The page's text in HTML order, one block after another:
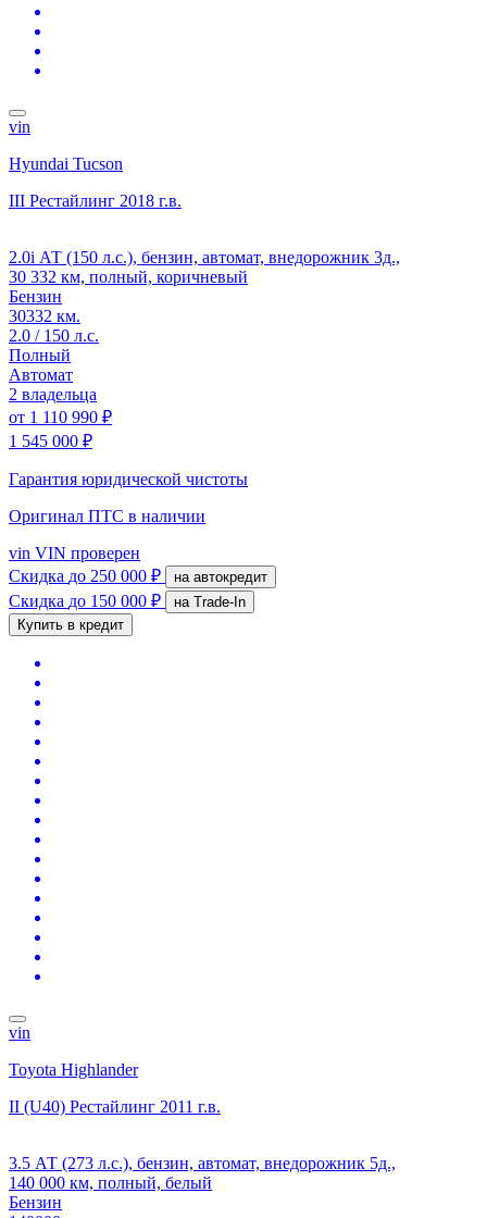
vin
Hyundai Tucson
III Рестайлинг 2018 г.в.
2.0i АТ (150 л.с.), бензин, автомат, внедорожник 3д.,
30 332 км, полный, коричневый
Бензин
30332 км.
2.0 / 150 л.с.
Полный
Автомат
2 владельца
от 1 110 990 ₽
1 545 000 ₽
Гарантия юридической чистоты
Оригинал ПТС в наличии
vin VIN проверен
Скидка до 250 000 ₽ на автокредит
Скидка до 150 000 ₽
на Trade-In
Купить в кредит
vin
Toyota Highlander
II (U40) Рестайлинг 2011 г.в.
3.5 АТ (273 л.с.), бензин, автомат, внедорожник 5д.,
140 000 км, полный, белый
Бензин